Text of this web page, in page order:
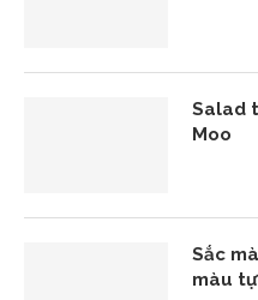
Salad
Moo
Sắc
màu